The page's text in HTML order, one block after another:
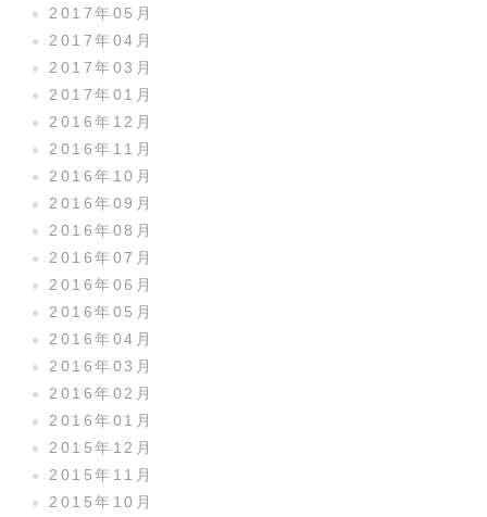
2017年05月
2017年04月
2017年03月
2017年01月
2016年12月
2016年11月
2016年10月
2016年09月
2016年08月
2016年07月
2016年06月
2016年05月
2016年04月
2016年03月
2016年02月
2016年01月
2015年12月
2015年11月
2015年10月